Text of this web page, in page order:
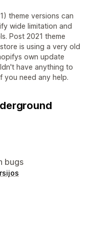
theme versions can
wide limitation and
Post 2021 theme
is using a very old
own update
have anything to
you need any help.
bugs